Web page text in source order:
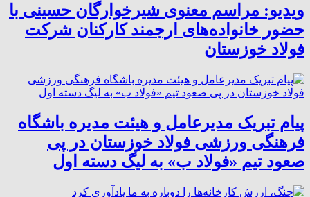
ویدیو: مراسم معنوی شیرخوارگان حسینی با
حضور خانواده‌های ارجمند کارکنان شرکت
فولاد خوزستان
پیام تبریک مدیرعامل و هیئت مدیره باشگاه
فرهنگی ورزشی فولاد خوزستان در پی
صعود تیم «فولاد ب» به لیگ دسته اول